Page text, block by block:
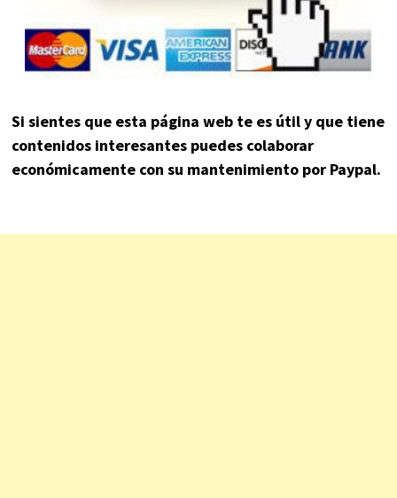
Si sientes que esta página web te es útil y que tiene
contenidos interesantes puedes colaborar
económicamente con su mantenimiento por Paypal.